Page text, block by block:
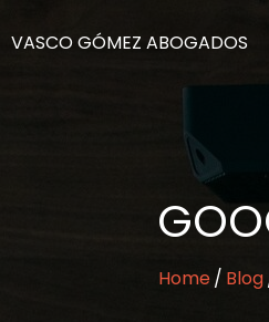
VASCO GÓMEZ ABOGADOS
Home Blog